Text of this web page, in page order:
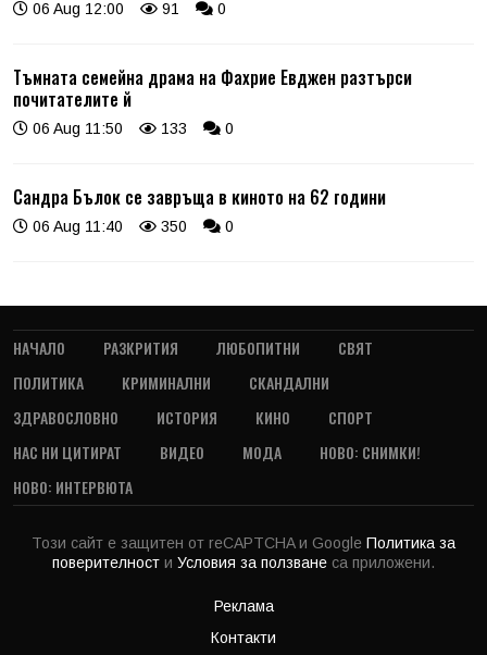
06 Aug 12:00 91 0
Тъмната семейна драма на Фахрие Евджен разтърси
почитателите й
06 Aug 11:50 133 0
Сандра Бълок се завръща в киното на 62 години
06 Aug 11:40 350 0
НАЧАЛО РАЗКРИТИЯ ЛЮБОПИТНИ
СВЯТ
ПОЛИТИКА
КРИМИНАЛНИ
СКАНДАЛНИ
ЗДРАВОСЛОВНО
ИСТОРИЯ КИНО
СПОРТ
НАС НИ ЦИТИРАТ
ВИДЕО МОДА
НОВО: СНИМКИ!
НОВО: ИНТЕРВЮТА
Този сайт е защитен от reCAPTCHA и Google Политика за
поверителност и Условия за ползване са приложени.
Реклама
Контакти